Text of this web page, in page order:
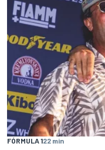
FÓRMULA 122 min